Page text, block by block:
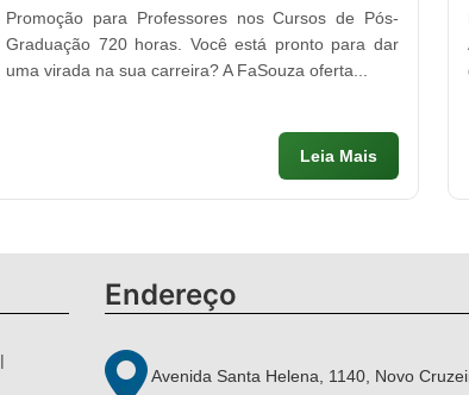
Promoção para Professores nos Cursos de Pós-
Graduação 720 horas. Você está pronto para dar
uma virada na sua carreira? A FaSouza oferta...
Leia Mais
Endereço
Avenida Santa Helena, 1140, Novo